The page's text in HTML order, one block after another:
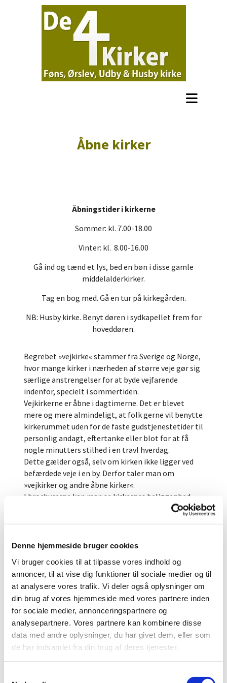
Denne hjemmeside bruger cookies
Vi bruger cookies til at tilpasse vores indhold og
annoncer, til at vise dig funktioner til sociale medier og til
at analysere vores trafik. Vi deler også oplysninger om
din brug af vores hjemmeside med vores partnere inden
for sociale medier, annonceringspartnere og
analysepartnere. Vores partnere kan kombinere disse
data med andre oplysninger, du har givet dem, eller som
de har indsamlet fra din brug af deres tjenester.
Åbne kirker
Åbningstider i kirkerne
Sommer: kl. 7.00-18.00
Vinter: kl. 8.00-16.00
Gå ind og tænd et lys, bed en bøn i disse gamle
middelalderkirker.
Tag en bog med. Gå en tur på kirkegården.
NB: Husby kirke. Benyt døren i sydkapellet frem for
hoveddøren.
Begrebet »vejkirke« stammer fra Sverige og Norge,
hvor mange kirker i nærheden af større veje gør sig
særlige anstrengelser for at byde vejfarende
indenfor, specielt i sommertiden.
Vejkirkerne er åbne i dagtimerne. Det er blevet
mere og mere almindeligt, at folk gerne vil benytte
kirkerummet uden for de faste gudstjenestetider til
personlig andagt, eftertanke eller blot for at få
nogle minutters stilhed i en travl hverdag.
Dette gælder også, selv om kirken ikke ligger ved
befærdede veje i en by. Derfor taler man om
»vejkirker og andre åbne kirker«.
I brochurerne kan man se kirkernes beliggenhed.
Der er en kørselsvejledning og oplysninger om bl.a.
hjemmesideadresser.
frivillige, som er til rådighed med oplysninger om
kirken og som måske byder på en kop kaffe e.lign.
I kirkerne vil der være fremlagt oplysninger om
kirken og sognet, og de fleste steder vil der være en
bibel eller salmebog m.m. til rådighed til personlig
fordybelse og andagt.
Føns, Ørslev, Udby og Husby kirker er med i
Kirkefondets vejkirke-ordning